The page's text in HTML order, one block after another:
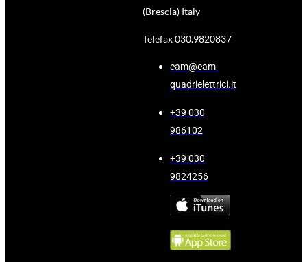
(Brescia) Italy
Telefax 030.9820837
cam@cam-
quadrielettrici.it
+39 030
986102
+39 030
9824256